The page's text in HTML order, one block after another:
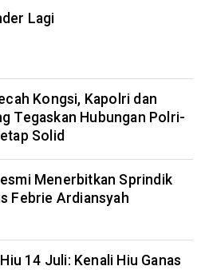
Lagi
Kongsi, Kapolri dan
Tegaskan Hubungan Polri-
Solid
Menerbitkan Sprindik
Febrie Ardiansyah
14 Juli: Kenali Hiu Ganas